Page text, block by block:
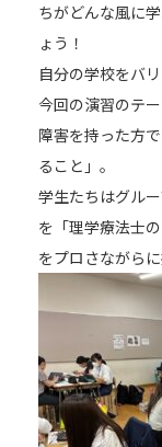
ちがどんな風に
ょう！
自分の学校をバ
今回の演習のテ
障害を持った方
ること」。
学生たちはグル
を「理学療法士
をプロさながらに
☎